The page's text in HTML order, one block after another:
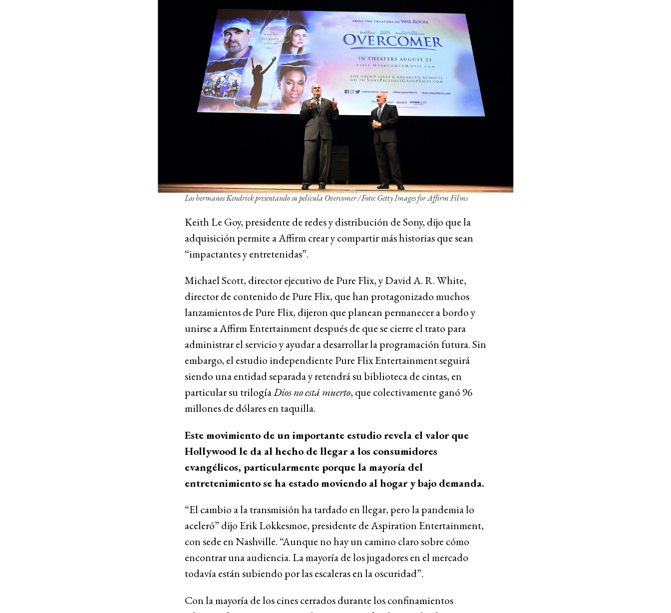
Los hermanos Kendrick presentando su película Overcomer / Foto: Getty Images for Affirm Films
Keith Le Goy, presidente de redes y distribución de Sony, dijo que la
adquisición permite a Affirm crear y compartir más historias que sean
“impactantes y entretenidas”.
Michael Scott, director ejecutivo de Pure Flix, y David A. R. White,
director de contenido de Pure Flix, que han protagonizado muchos
lanzamientos de Pure Flix, dijeron que planean permanecer a bordo y
unirse a Affirm Entertainment después de que se cierre el trato para
administrar el servicio y ayudar a desarrollar la programación futura. Sin
embargo, el estudio independiente Pure Flix Entertainment seguirá
siendo una entidad separada y retendrá su biblioteca de cintas, en
particular su trilogíaDios no está muerto, que colectivamente ganó 96
millones de dólares en taquilla.
Este movimiento de un importante estudio revela el valor que
Hollywood le da al hecho de llegar a los consumidores
evangélicos, particularmente porque la mayoría del
entretenimiento se ha estado moviendo al hogar y bajo demanda.
“El cambio a la transmisión ha tardado en llegar, pero la pandemia lo
aceleró” dijo Erik Lokkesmoe, presidente de Aspiration Entertainment,
con sede en Nashville. “Aunque no hay un camino claro sobre cómo
encontrar una audiencia. La mayoría de los jugadores en el mercado
todavía están subiendo por las escaleras en la oscuridad”.
Con la mayoría de los cines cerrados durante los confinamientos